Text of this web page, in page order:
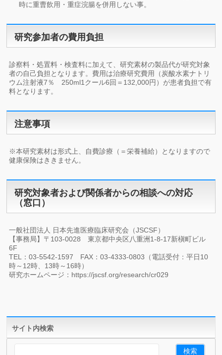
時に重曹飲用・重症浣腸を併用しない事。
研究参加者の費用負担
診察料・処置料・検査料に加えて、研究素材の製品代が研究対象
者の自己負担となります。費用は治療研究費用（炭酸水素ナトリ
ウム注射液7％ 250ml1クール6回＝132,000円）が患者負担で有
料となります。
注意事項
※本研究素材は形式上、自費診療（＝栄養補給）となりますので
健康保険はききません。
研究対象者および関係者からの相談への対応
（窓口）
一般社団法人 日本先進医療臨床研究会（JSCSF）
【事務局】〒103-0028 東京都中央区八重洲1-8-17新槇町ビル
6F
TEL：03-5542-1597 FAX：03-4333-0803（電話受付：平日10
時～12時、13時～16時）
研究ホームページ：https://jscsf.org/research/cr029
サイト内検索